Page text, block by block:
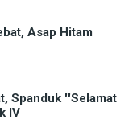
Asap Hitam
Spanduk ''Selamat
IV